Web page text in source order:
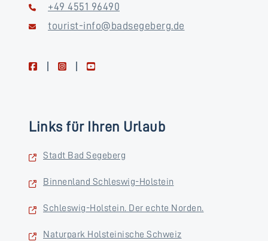
+49 4551 96490
tourist-info@badsegeberg.de
facebookinstagramyoutube
Links für Ihren Urlaub
Stadt Bad Segeberg
Binnenland Schleswig-Holstein
Schleswig-Holstein. Der echte Norden.
Naturpark Holsteinische Schweiz